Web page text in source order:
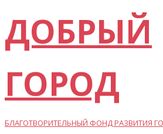
ДОБРЫЙ
ГОРОД
БЛАГОТВОРИТЕЛЬНЫЙ ФОНД РАЗВИТИЯ